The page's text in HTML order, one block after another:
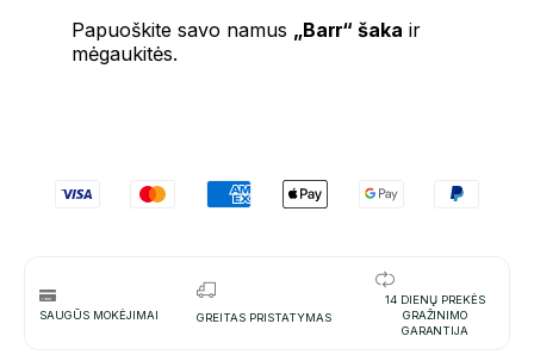
Papuoškite savo namus „Barr“ šaka ir
mėgaukitės.
SAUGŪS MOKĖJIMAI GREITAS PRISTATYMAS
14 DIENŲ PREKĖS
GRAŽINIMO
GARANTIJA